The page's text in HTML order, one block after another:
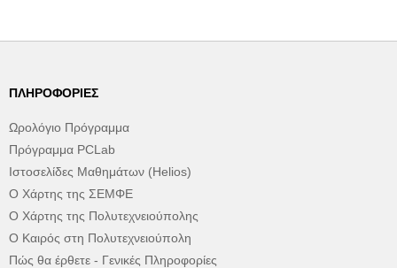
ΠΛΗΡΟΦΟΡΊΕΣ
Ωρολόγιο Πρόγραμμα
Πρόγραμμα PCLab
Ιστοσελίδες Μαθημάτων (Helios)
Ο Χάρτης της ΣΕΜΦΕ
Ο Χάρτης της Πολυτεχνειούπολης
Ο Καιρός στη Πολυτεχνειούπολη
Πώς θα έρθετε - Γενικές Πληροφορίες